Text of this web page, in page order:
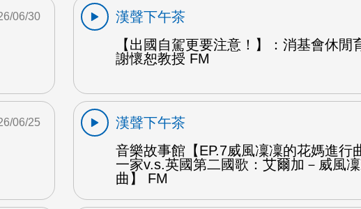
06/30
漢聲下午茶
【出國自駕更要注意！】：消基會休閒
謝懷恕教授 FM
06/25
漢聲下午茶
音樂故事館【EP.7威風凜凜的花媽進行
一家v.s.英國第二國歌：艾爾加－威風
曲】 FM